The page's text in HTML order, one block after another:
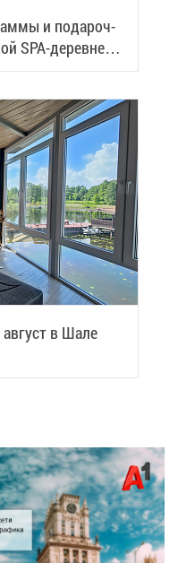
и по­да­роч­
SPA-де­ревне
в Ша­ле